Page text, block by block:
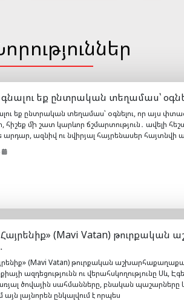
եք ընտրական տեղամաս՝
եք ընտրական տեղամաս՝ օգնելու, որ այս
մի շատ կարևոր ճշմարտություն․ ավելի
արդար, ազնիվ ու նվիրյալ հայրենասեր հայտնվի
(Mavi Vatan)
(Mavi Vatan) թուրքական
ազդեցությունն ու վերահսկողությունը Սև,
ծովային սահմանները, բնական պաշարները
լայնորեն ընկալվում է որպես